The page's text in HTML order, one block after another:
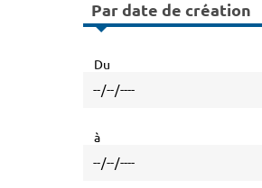
Par date de création
Du
à